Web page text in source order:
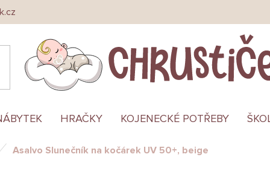
HRAČKY KOJENECKÉ POTŘEBY
Asalvo Slunečník na kočárek UV 50+, beige